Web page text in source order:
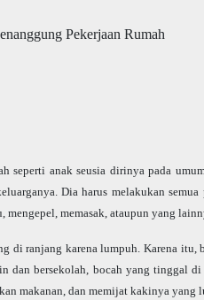
seperti anak seusia dirinya pada
Dia harus melakukan
memasak, ataupun yang
di ranjang karena lumpuh. Karena itu,
dan bersekolah, bocah yang tinggal
makanan, dan memijat kakinya yang